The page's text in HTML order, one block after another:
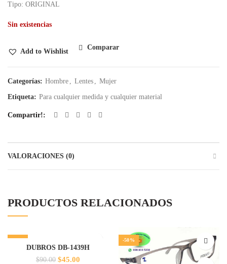
Tipo: ORIGINAL
Sin existencias
Add to Wishlist
Comparar
Categorías: Hombre , Lentes , Mujer
Etiqueta: Para cualquier medida y cualquier material
Compartir!
VALORACIONES (0)
PRODUCTOS RELACIONADOS
-50%
DUBROS DB-1439H
$90.00 El
$45.00
-50%